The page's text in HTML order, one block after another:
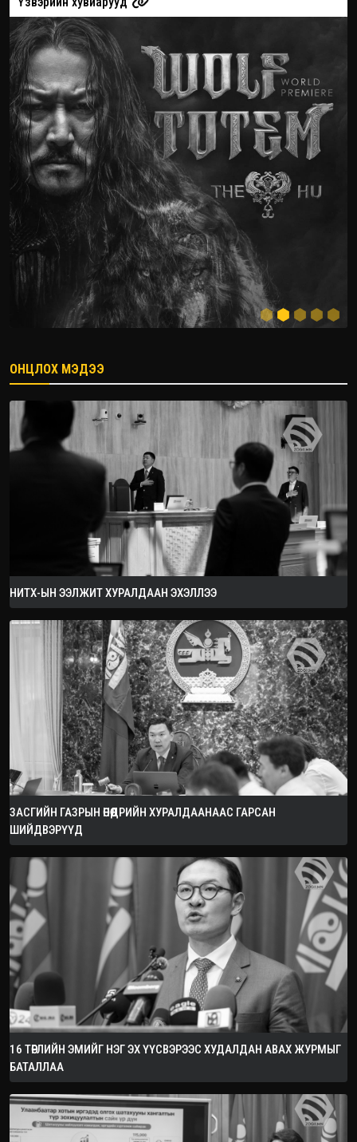
2026.08.08
ОНЦЛОХ МЭДЭЭ
НИТХ-ЫН ЭЭЛЖИТ ХУРАЛДААН ЭХЭЛЛЭЭ
ЗАСГИЙН ГАЗРЫН ӨНӨӨДРИЙН ХУРАЛДААНААС ГАРСАН
ШИЙДВЭРҮҮД
16 ТӨРЛИЙН ЭМИЙГ НЭГ ЭХ ҮҮСВЭРЭЭС ХУДАЛДАН АВАХ ЖУРМЫГ
БАТАЛЛАА